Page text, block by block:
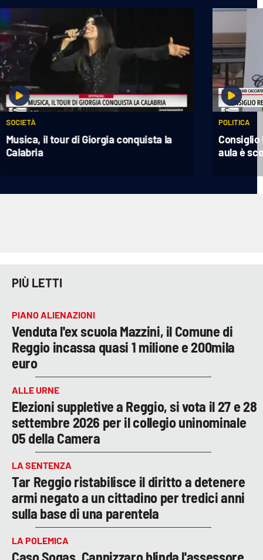
SOCIETÀ
Musica, il tour di Giorgia conquista la
Calabria
POLITICA
Consiglio
aula è
PIÙ LETTI
PIANO ALIENAZIONI
Venduta l'ex scuola Mazzini, il Comune di
Reggio incassa quasi 1 milione e 200mila
euro
ALLE URNE
Elezioni suppletive a Reggio, si vota il 27 e 28
settembre 2026 per il collegio uninominale
05 della Camera
LA SENTENZA
Tar Reggio ristabilisce il diritto a detenere
armi negato a un cittadino per tredici anni
sulla base di una parentela
LA POLEMICA